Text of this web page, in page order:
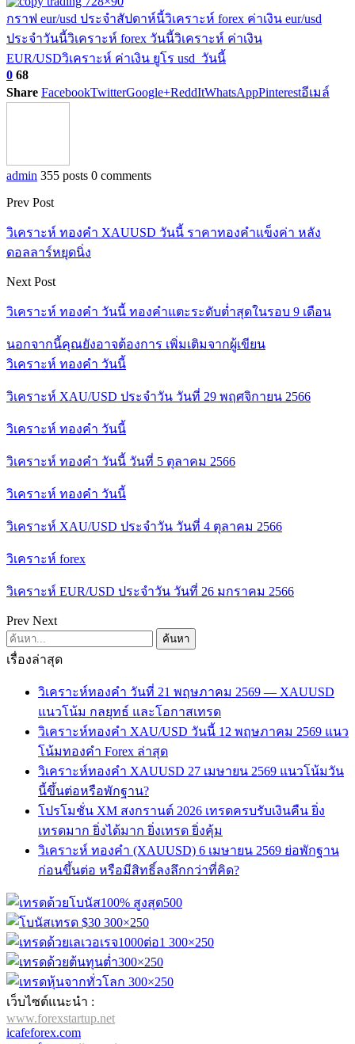
กราฟ eur/usd ประจำสัปดาห์นี้วิเคราะห์ forex ค่าเงิน eur/usd
ประจำวันนี้วิเคราะห์ forex วันนี้วิเคราะห์ ค่าเงิน
EUR/USDวิเคราะห์ ค่าเงิน ยูโร usd วันนี้
0 68
Share FacebookTwitterGoogle+ReddItWhatsAppPinterestอีเมล์
admin 355 posts 0 comments
Prev Post
วิเคราะห์ ทองคำ XAUUSD วันนี้ ราคาทองคำแข็งค่า หลัง
ดอลลาร์หยุดนิ่ง
Next Post
วิเคราะห์ ทองคำ วันนี้ ทองคำแตะระดับต่ำสุดในรอบ 9 เดือน
นอกจากนี้คุณยังอาจต้องการ เพิ่มเติมจากผู้เขียน
วิเคราะห์ ทองคำ วันนี้
วิเคราะห์ XAU/USD ประจำวัน วันที่ 29 พฤศจิกายน 2566
วิเคราะห์ ทองคำ วันนี้
วิเคราะห์ ทองคำ วันนี้ วันที่ 5 ตุลาคม 2566
วิเคราะห์ ทองคำ วันนี้
วิเคราะห์ XAU/USD ประจำวัน วันที่ 4 ตุลาคม 2566
วิเคราะห์ forex
วิเคราะห์ EUR/USD ประจำวัน วันที่ 26 มกราคม 2566
Prev Next
เรื่องล่าสุด
วิเคราะห์ทองคำ วันที่ 21 พฤษภาคม 2569 — XAUUSD
แนวโน้ม กลยุทธ์ และโอกาสเทรด
วิเคราะห์ทองคำ XAU/USD วันนี้ 12 พฤษภาคม 2569 แนว
โน้มทองคำ Forex ล่าสุด
วิเคราะห์ทองคำ XAUUSD 27 เมษายน 2569 แนวโน้มวัน
นี้ขึ้นต่อหรือพักฐาน?
โปรโมชั่น XM สงกรานต์ 2026 เทรดครบรับเงินคืน ยิ่ง
เทรดมาก ยิ่งได้มาก ยิ่งเทรด ยิ่งคุ้ม
วิเคราะห์ ทองคำ (XAUUSD) 6 เมษายน 2569 ย่อพักฐาน
ก่อนขึ้นต่อ หรือมีสิทธิ์ลงลึกกว่าที่คิด?
เว็บไซต์แนะนำ :
www.forexstartup.net
icafeforex.com